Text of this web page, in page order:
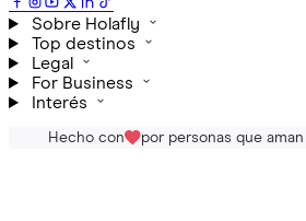
Sobre Holafly
Top destinos
Legal
For Business
Interés
Hecho con por personas que